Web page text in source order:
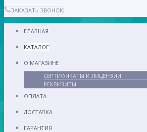
ЗАКАЗАТЬ ЗВОНОК
ГЛАВНАЯ
КАТАЛОГ
О МАГАЗИНЕ
СЕРТИФИКАТЫ И ЛИЦЕНЗИИ
РЕКВИЗИТЫ
ОПЛАТА
ДОСТАВКА
ГАРАНТИЯ